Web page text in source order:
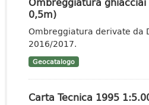
0,5m)
Ombreggiatura derivate da
2016/2017.
Geocatalogo
Carta Tecnica 1995